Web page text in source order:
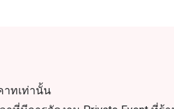
าทเท่านั้น